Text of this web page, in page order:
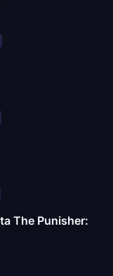
The Punisher: